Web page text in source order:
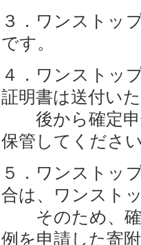
３．ワンストッ
です。
４．ワンストッ
証明書は送付い
後から確定申
保管してくださ
５．ワンストッ
合は、ワンスト
そのため、確
例を申請した寄